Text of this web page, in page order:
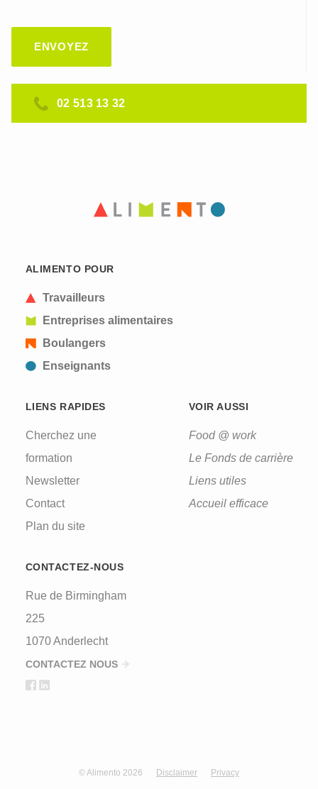
02 513 13 32
ALIMENTO POUR
Travailleurs
Entreprises alimentaires
Boulangers
Enseignants
LIENS RAPIDES
Cherchez une
formation
Newsletter
Contact
Plan du site
VOIR AUSSI
Food @ work
Le Fonds de carrière
Liens utiles
Accueil efficace
CONTACTEZ-NOUS
Rue de Birmingham
225
1070 Anderlecht
CONTACTEZ NOUS
© Alimento 2026 Disclaimer Privacy